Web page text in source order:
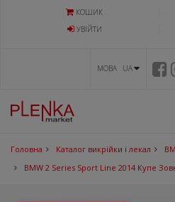
КОШИК
УВIЙТИ
МОВА UA
Головна Каталог викрійки і лекал
BMW 2 Series Sport Line 2014 Купе